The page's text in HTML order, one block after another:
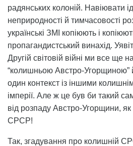
радянських колоній. Навіювати
неприродності й тимчасовості
українські ЗМІ копіюють і
пропагандистський винахід.
Другій світовій війні ми все ще
“колишньою Австро-Угорщиною”
один контекст із іншими
імперії. Але ж це був би такий
від розпаду Австро-Угорщини, як
СРСР!
Так, згадування про колишній